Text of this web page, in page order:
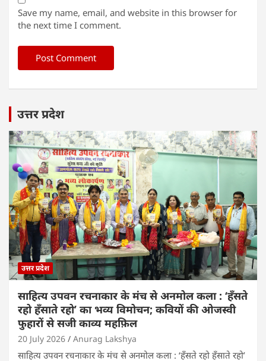
Save my name, email, and website in this browser for
the next time I comment.
उत्तर प्रदेश
उत्तर प्रदेश
साहित्य उपवन रचनाकार के मंच से अनमोल कला : ‘हॅंसते
रहो हॅंसाते रहो’ का भव्य विमोचन; कवियों की ओजस्वी
फुहारों से सजी काव्य महफ़िल
20 July 2026 Anurag Lakshya
साहित्य उपवन रचनाकार के मंच से अनमोल कला : ‘हॅंसते रहो हॅंसाते रहो’